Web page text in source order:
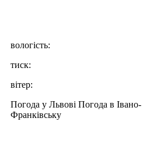
вологість:
тиск:
вітер:
Погода у Львові Погода в Івано-
Франківську